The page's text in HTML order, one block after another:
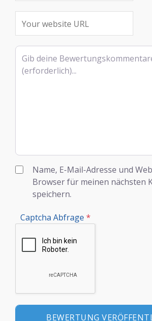
Rezensionstext
Name, E-Mail-Adresse und
Browser für meinen nächsten
speichern.
Captcha Abfrage *